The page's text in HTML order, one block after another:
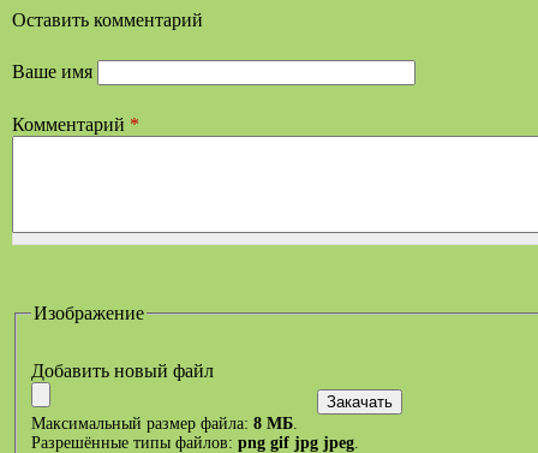
Оставить комментарий
Ваше имя
Комментарий *
Изображение
Добавить новый файл
Максимальный размер файла: 8 МБ
Разрешённые типы файлов: png gif jpg jpeg